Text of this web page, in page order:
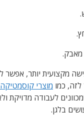
מאבק.
מקצועית יותר, אפשר
כמו מוצרי
לעבודה מדויקת
בלגן.